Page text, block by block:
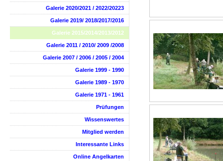
Galerie 2020/2021 / 2022/20223
Galerie 2019/ 2018/2017/2016
Galerie 2015/2014/2013/2012
Galerie 2011 / 2010/ 2009 /2008
Galerie 2007 / 2006 / 2005 / 2004
Galerie 1999 - 1990
Galerie 1989 - 1970
Galerie 1971 - 1961
Prüfungen
Wissenswertes
Mitglied werden
Interessante Links
Online Angelkarten